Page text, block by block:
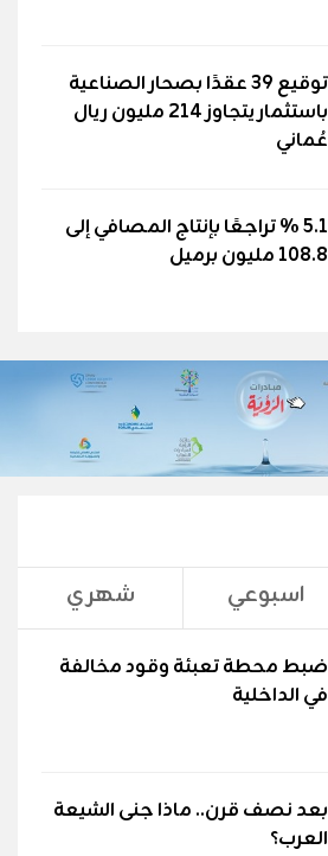
توقيع 39 عقدًا بصحار الصناعية
باستثمار يتجاوز 214 مليون ريال
عُماني
5.1 % تراجعًا بإنتاج المصافي إلى
108.8 مليون برميل
اسبوعي شهري
ضبط محطة تعبئة وقود مخالفة
في الداخلية
بعد نصف قرن.. ماذا جنى الشيعة
العرب؟